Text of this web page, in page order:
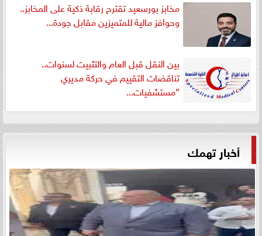
مخابز بورسعيد تقترح رقابة ذكية على المخابز..
وحوافز مالية للمتميزين مقابل جودة...
بين النقل قبل العام والتثبيت لسنوات..
تناقضات التقييم في حركة مديري
”مستشفيات...
أخبار تهمك